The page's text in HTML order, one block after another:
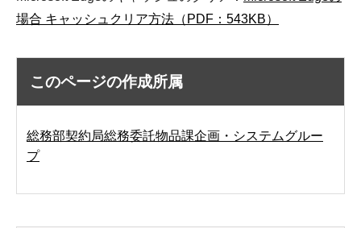
場合 キャッシュクリア方法（PDF：543KB）
このページの作成所属
総務部契約局総務委託物品課企画・システムグルー
プ